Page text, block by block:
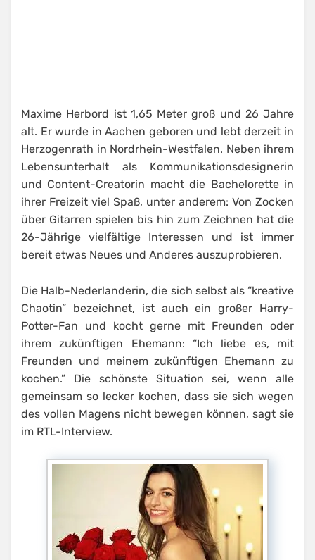
Maxime Herbord ist 1,65 Meter groß und 26 Jahre
alt. Er wurde in Aachen geboren und lebt derzeit in
Herzogenrath in Nordrhein-Westfalen. Neben ihrem
Lebensunterhalt als Kommunikationsdesignerin
und Content-Creatorin macht die Bachelorette in
ihrer Freizeit viel Spaß, unter anderem: Von Zocken
über Gitarren spielen bis hin zum Zeichnen hat die
26-Jährige vielfältige Interessen und ist immer
bereit etwas Neues und Anderes auszuprobieren.
Die Halb-Nederlanderin, die sich selbst als “kreative
Chaotin” bezeichnet, ist auch ein großer Harry-
Potter-Fan und kocht gerne mit Freunden oder
ihrem zukünftigen Ehemann: “Ich liebe es, mit
Freunden und meinem zukünftigen Ehemann zu
kochen.” Die schönste Situation sei, wenn alle
gemeinsam so lecker kochen, dass sie sich wegen
des vollen Magens nicht bewegen können, sagt sie
im RTL-Interview.